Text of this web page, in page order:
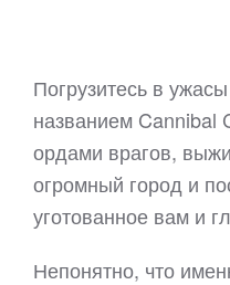
Погрузитесь в
названием Cannibal
ордами врагов,
огромный город и
уготованное вам и
Непонятно, что